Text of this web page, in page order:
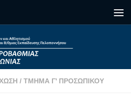
/ ΤΜΉΜΑ Γ' ΠΡΟΣΩΠΙΚΟΎ